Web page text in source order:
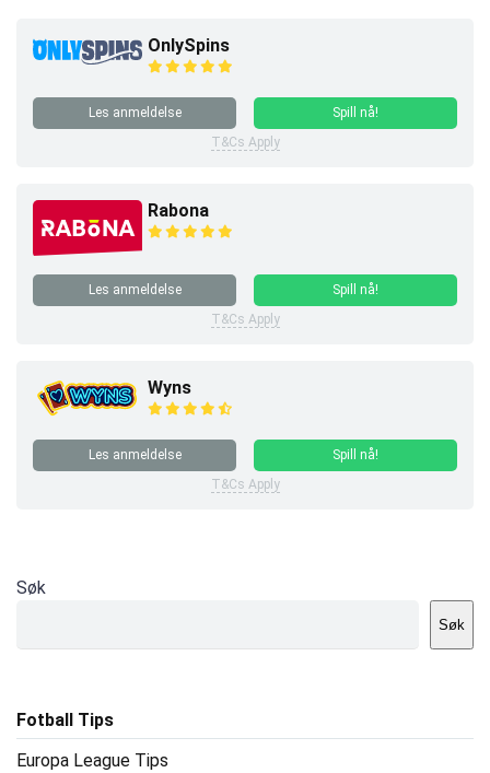
OnlySpins
Les anmeldelse
Spill nå!
T&Cs Apply
Rabona
Les anmeldelse
Spill nå!
T&Cs Apply
Wyns
Les anmeldelse
Spill nå!
T&Cs Apply
Søk
Søk
Fotball Tips
Europa League Tips